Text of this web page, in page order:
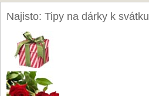
Najisto: Tipy na dárky k svátku